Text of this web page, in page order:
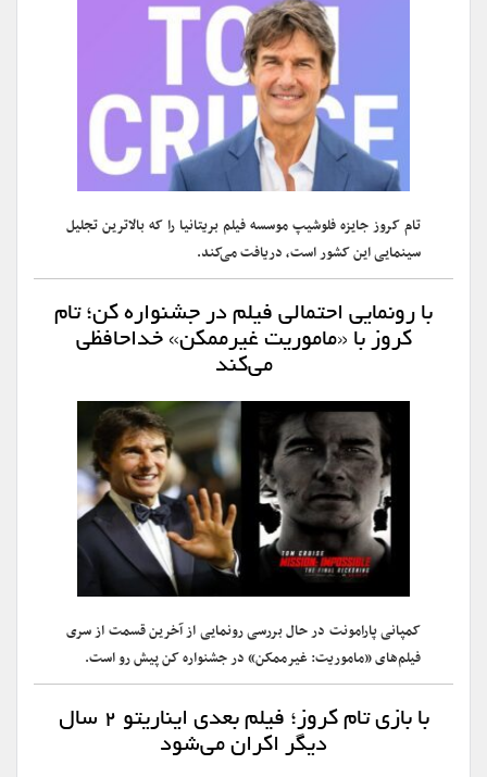
تام کروز جایزه فلوشیپ موسسه فیلم بریتانیا را که بالاترین تجلیل
سینمایی این کشور است، دریافت می‌کند.
با رونمایی احتمالی فیلم در جشنواره کن؛ تام
کروز با «ماموریت غیرممکن» خداحافظی
می‌کند
کمپانی پارامونت در حال بررسی رونمایی از آخرین قسمت از سری
فیلم‌های «ماموریت: غیرممکن» در جشنواره کن پیش رو است.
با بازی تام کروز؛ فیلم بعدی ایناریتو ۲ سال
دیگر اکران می‌شود